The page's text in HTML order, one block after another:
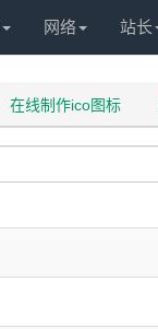
网络 站长
在线制作ico图标